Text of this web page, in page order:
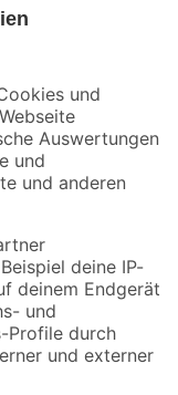
verpassen!